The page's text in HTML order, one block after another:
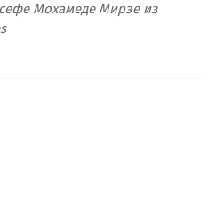
Мохамеде Мирзе из